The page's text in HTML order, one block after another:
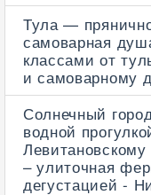
Тула —
самоварная
классами от
и самоварному
Солнечный
водной
– улиточная
дегустацией -